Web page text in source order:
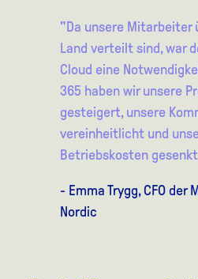
"Da unsere Mitarbeiter
Land verteilt sind, war
Cloud eine
365 haben wir unsere
gesteigert, unsere
vereinheitlicht und
Betriebskosten
- Emma Trygg, CFO der
Nordic